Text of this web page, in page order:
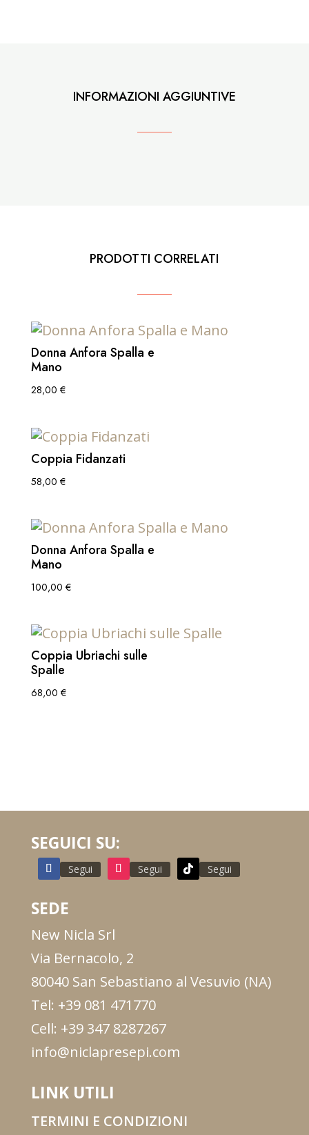
INFORMAZIONI AGGIUNTIVE
PRODOTTI CORRELATI
Donna Anfora Spalla e
Mano
28,00 €
Coppia Fidanzati
58,00 €
Donna Anfora Spalla e
Mano
100,00 €
Coppia Ubriachi sulle
Spalle
68,00 €
SEGUICI SU:
Segui Segui Segui
SEDE
New Nicla Srl
Via Bernacolo, 2
80040 San Sebastiano al Vesuvio (NA)
Tel: +39 081 471770
Cell: +39 347 8287267
info@niclapresepi.com
LINK UTILI
TERMINI E CONDIZIONI